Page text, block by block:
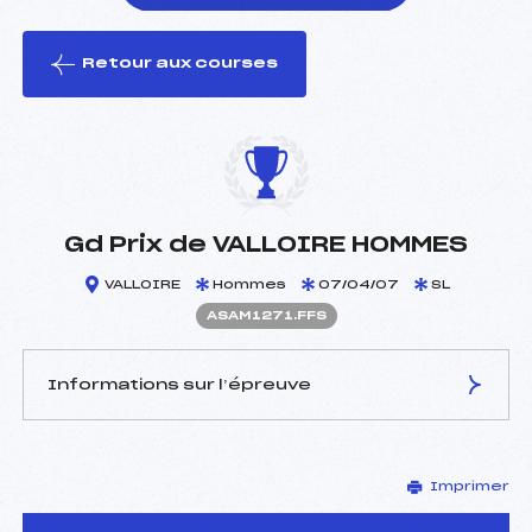
le ski
Retour aux courses
Gd Prix de VALLOIRE HOMMES
VALLOIRE Hommes 07/04/07 SL
ASAM1271.FFS
Informations sur l’épreuve
EDMOND GILBERT (SA)
Arbitre :
–
Imprimer